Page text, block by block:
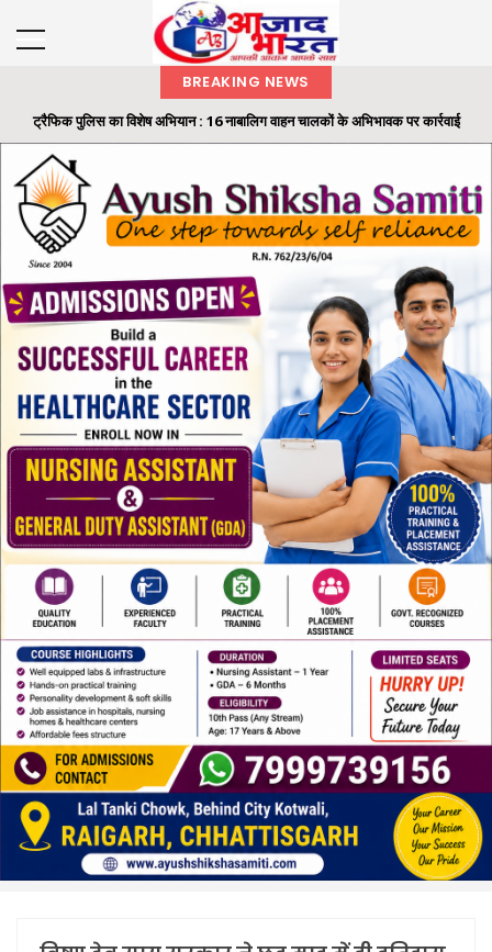
BREAKING NEWS
ट्रैफिक पुलिस का विशेष अभियान : 16 नाबालिग वाहन चालकों के अभिभावक पर कार्रवाई
रायगढ़ में 32 लाख की ट्रांसपोर्ट कंपनी धोखाधड़ी का फरार आरोपी गिरफ्तार, 'ऑपरेशन क्लीन
हंट' के तहत...
समाज के अंतिम व्यक्ति तक पहुंचे शासन की योजनाओं का लाभ: राज्यपाल श्री रमेन डेका
राज्यपाल ने ‘एक पेड़ मां के नाम’ अभियान के तहत कलेक्टोरेट परिसर में लगाया बादाम का पौधा
मैकेनाइज्ड इन्फैंट्री रेजिमेंट का मिशन निरंतर मिलाप कार्यक्रम आयोजित